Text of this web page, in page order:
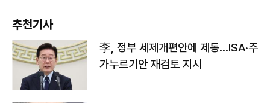
추천기사
李, 정부 세제개편안에 제동…ISA·주
가누르기안 재검토 지시